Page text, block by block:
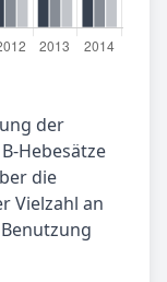
der
Hebesätze
die
Vielzahl an